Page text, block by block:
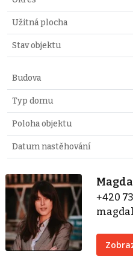
Užitná plocha
Stav objektu
Budova
Typ domu
Poloha objektu
Datum nastěhování
+420